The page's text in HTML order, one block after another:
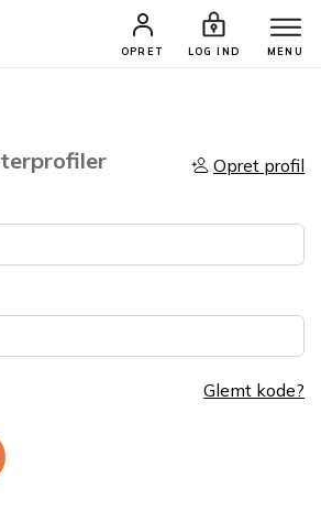
OPRET LOG IND MENU
Opret profil
Glemt kode?